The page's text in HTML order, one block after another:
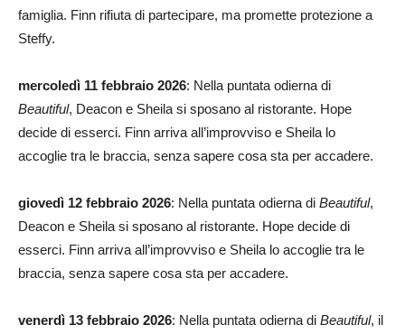
famiglia. Finn rifiuta di partecipare, ma promette protezione a
Steffy.
mercoledì 11 febbraio 2026: Nella puntata odierna di
Beautiful, Deacon e Sheila si sposano al ristorante. Hope
decide di esserci. Finn arriva all’improvviso e Sheila lo
accoglie tra le braccia, senza sapere cosa sta per accadere.
giovedì 12 febbraio 2026: Nella puntata odierna di Beautiful,
Deacon e Sheila si sposano al ristorante. Hope decide di
esserci. Finn arriva all’improvviso e Sheila lo accoglie tra le
braccia, senza sapere cosa sta per accadere.
venerdì 13 febbraio 2026: Nella puntata odierna di Beautiful, il